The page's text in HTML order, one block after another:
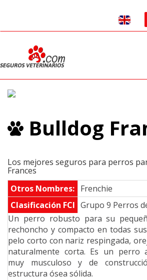
Bulldog
Los mejores seguros para perros
Frances
Otros Nombres: Frenchie
Clasificación FCI Grupo 9 Perros
Un perro robusto para su
rechoncho y compacto en todas
pelo corto con nariz respingada,
naturalmente corta. Es un perro
muy musculoso y de
estructura ósea sólida.